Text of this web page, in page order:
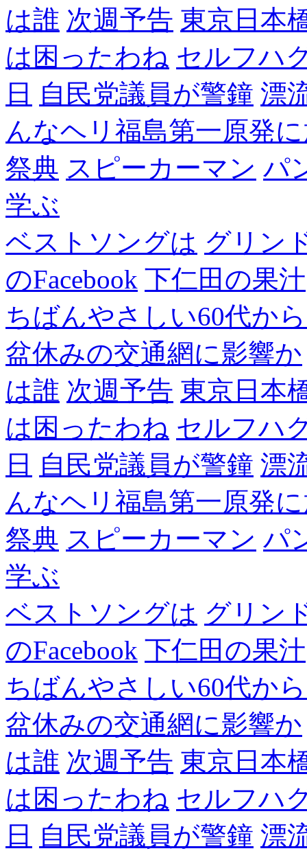
は誰 次週予告 東京日本
は困ったわね セルフハ
日 自民党議員が警鐘 漂
んなヘリ福島第一原発
祭典 スピーカーマン パ
学ぶ
ベストソングは グリン
のFacebook 下仁田の果汁
ちばんやさしい60代から
盆休みの交通網に影響か
は誰 次週予告 東京日本
は困ったわね セルフハ
日 自民党議員が警鐘 漂
んなヘリ福島第一原発
祭典 スピーカーマン パ
学ぶ
ベストソングは グリン
のFacebook 下仁田の果汁
ちばんやさしい60代から
盆休みの交通網に影響か
は誰 次週予告 東京日本
は困ったわね セルフハ
日 自民党議員が警鐘 漂